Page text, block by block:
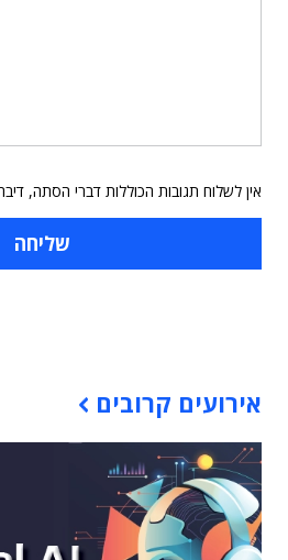
אין לשלוח תגובות הכוללות דברי הסתה,
אירועים קרובים